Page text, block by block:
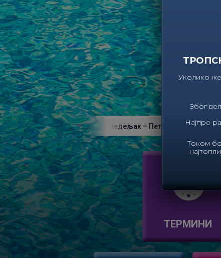
ВРЕМЕ ОБЈЕКТА : Понедељак – Петак 06.00 – 22.00 ; Субота
ТЕРМИНИ
Уколико
Због
Најпре
Током